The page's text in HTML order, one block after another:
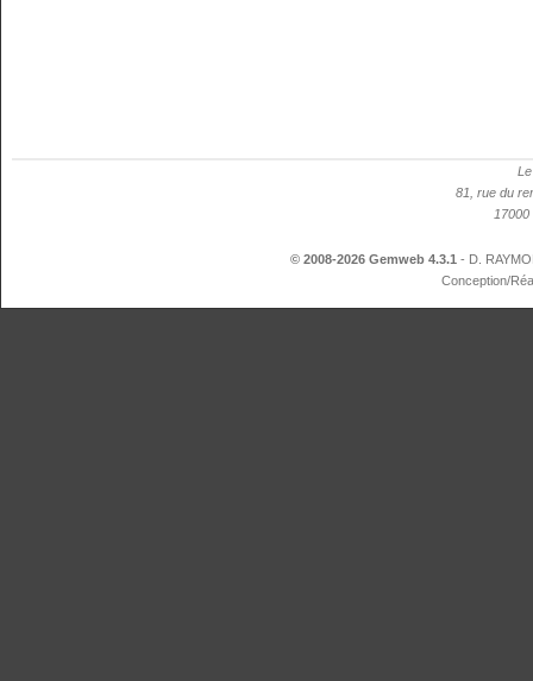
81, rue du
17000
© 2008-2026 Gemweb 4.3.1 - D.
Conception/